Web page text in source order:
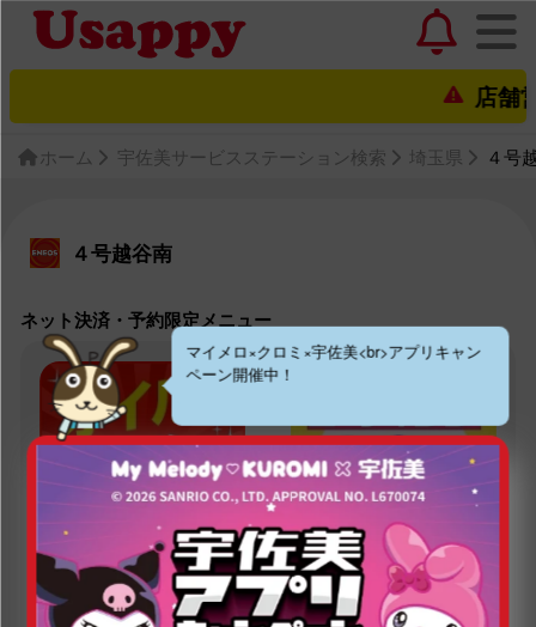
店舗営業
ホーム 宇佐美サービスステーション検索 埼玉県 ４号
４号越谷南
ネット決済・予約限定メニュー
マイメロ×クロミ×宇佐美<br>アプリキャン
ペーン開催中！